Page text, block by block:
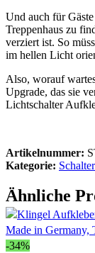
Und auch für
Treppenhaus zu
verziert ist. So
im hellen Licht
Also, worauf
Upgrade, das sie
Lichtschalter
Artikelnummer:
Kategorie:
Ähnliche
-34%